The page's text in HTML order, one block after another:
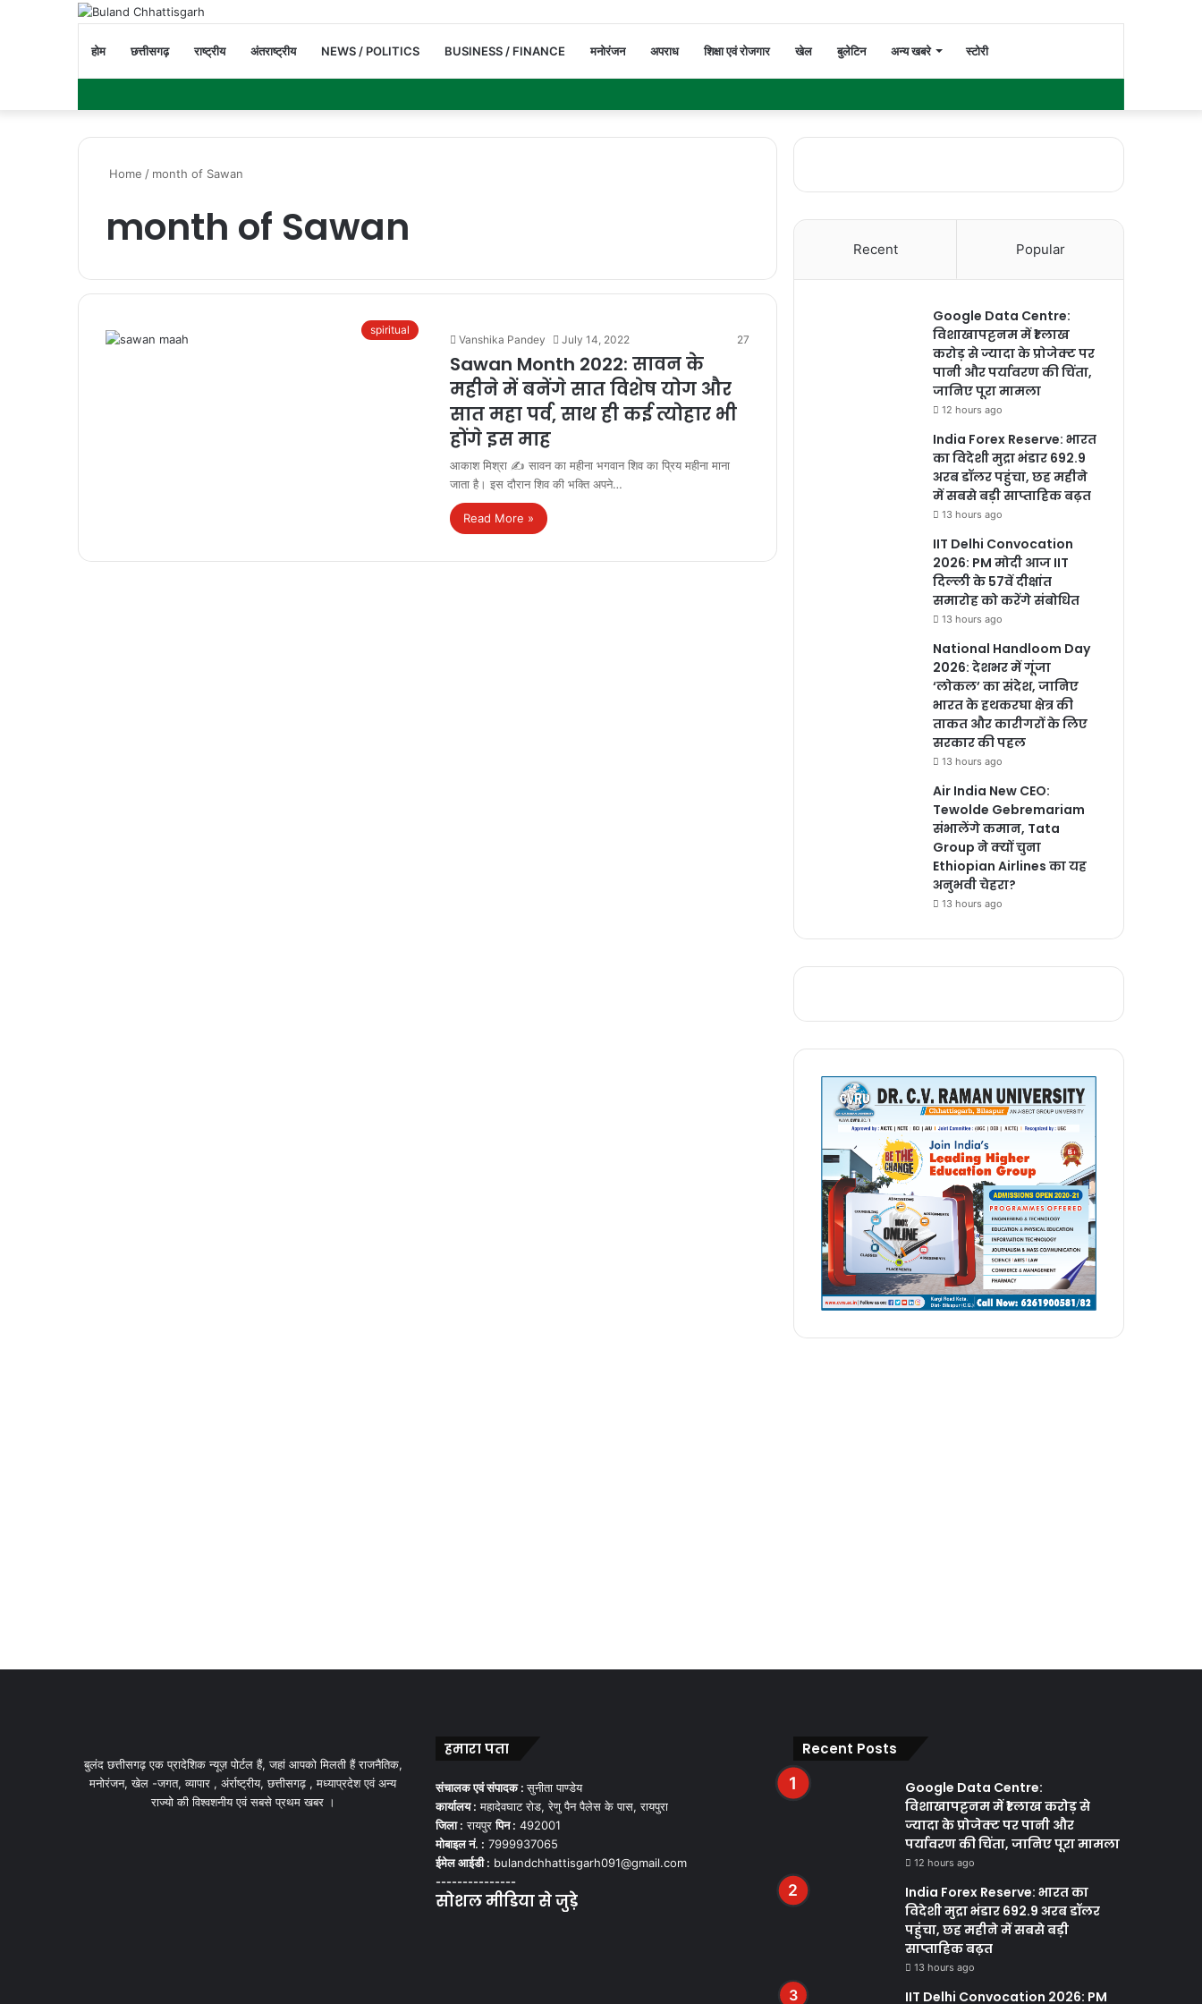
होम छत्तीसगढ़ राष्ट्रीय अंतराष्ट्रीय NEWS / POLITICS BUSINESS / FINANCE मनोरंजन अपराध शिक्षा एवं रोजगार खेल बुलेटिन अन्य खबरे स्टोरी
Home / month of Sawan
month of Sawan
spiritual
Vanshika Pandey July 14, 2022 27
Sawan Month 2022: सावन के
महीने में बनेंगे सात विशेष योग और
सात महा पर्व, साथ ही कई त्योहार भी
होंगे इस माह
आकाश मिश्रा ✍️ सावन का महीना भगवान शिव का प्रिय महीना माना
जाता है। इस दौरान शिव की भक्ति अपने…
Read More »
Recent Popular
Google Data Centre:
विशाखापट्टनम में ₹1 लाख
करोड़ से ज्यादा के प्रोजेक्ट पर
पानी और पर्यावरण की चिंता,
जानिए पूरा मामला
12 hours ago
India Forex Reserve: भारत
का विदेशी मुद्रा भंडार 692.9
अरब डॉलर पहुंचा, छह महीने
में सबसे बड़ी साप्ताहिक बढ़त
13 hours ago
IIT Delhi Convocation
2026: PM मोदी आज IIT
दिल्ली के 57वें दीक्षांत
समारोह को करेंगे संबोधित
13 hours ago
National Handloom Day
2026: देशभर में गूंजा
‘लोकल’ का संदेश, जानिए
भारत के हथकरघा क्षेत्र की
ताकत और कारीगरों के लिए
सरकार की पहल
13 hours ago
Air India New CEO:
Tewolde Gebremariam
संभालेंगे कमान, Tata
Group ने क्यों चुना
Ethiopian Airlines का यह
अनुभवी चेहरा?
13 hours ago
बुलंद छत्तीसगढ़ एक प्रादेशिक न्यूज़ पोर्टल हैं, जहां आपको मिलती हैं राजनैतिक,
मनोरंजन, खेल -जगत, व्यापार , अंर्राष्ट्रीय, छत्तीसगढ़ , मध्याप्रदेश एवं अन्य
राज्यो की विश्वशनीय एवं सबसे प्रथम खबर ।
हमारा पता
संचालक एवं संपादक :सुनीता पाण्डेय
कार्यालय : महादेवघाट रोड, रेणु पैन पैलेस के पास, रायपुरा
जिला : रायपुरपिन : 492001
मोबाइल नं. : 7999937065
ईमेल आईडी : bulandchhattisgarh091@gmail.com
---------------
सोशल मीडिया से जुड़े
Recent Posts
Google Data Centre:
विशाखापट्टनम में ₹1 लाख करोड़ से
ज्यादा के प्रोजेक्ट पर पानी और
पर्यावरण की चिंता, जानिए पूरा मामला
12 hours ago
India Forex Reserve: भारत का
विदेशी मुद्रा भंडार 692.9 अरब डॉलर
पहुंचा, छह महीने में सबसे बड़ी
साप्ताहिक बढ़त
13 hours ago
IIT Delhi Convocation 2026: PM